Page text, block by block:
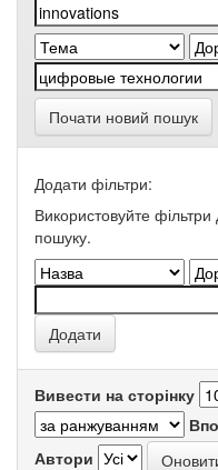
Почати новий пошук
Додати фільтри:
Використовуйте фільтри
пошуку.
Вивести на сторінку
Автори